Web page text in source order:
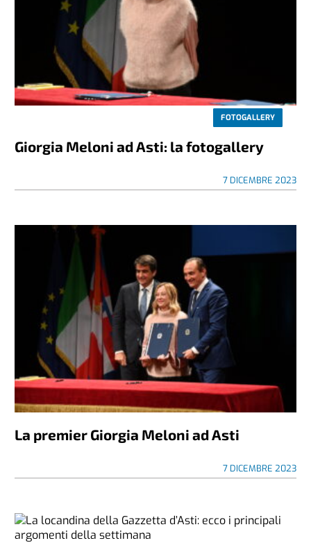
FOTOGALLERY
Giorgia Meloni ad Asti: la fotogallery
7 DICEMBRE 2023
La premier Giorgia Meloni ad Asti
7 DICEMBRE 2023